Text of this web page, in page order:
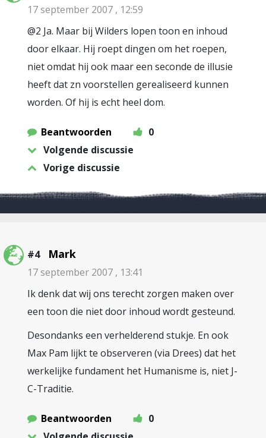
17 september 2007 , 12:59
@2 Ja. Maar bij Wilders lopen toon en inhoud
door elkaar. Hij roept dingen om het roepen,
niet omdat hij ook maar een seconde de illusie
heeft dat zn voorstellen gerealiseerd kunnen
worden. Of hij is echt heel dom.
Beantwoorden
0
Volgende discussie
Vorige discussie
#4 Mark
17 september 2007 , 13:41
Ik denk dat wij ons terecht zorgen maken over
een toon die niet door inhoud wordt gesteund.
Desondanks een verhelderend stukje. En ook
Max Pam lijkt te observeren (via Drees) dat het
werkelijke fundament het Humanisme is, niet J-
C-Traditie.
Beantwoorden
0